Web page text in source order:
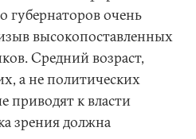
губернаторов очень
высокопоставленных
Средний возраст,
а не политических
приводят к власти
зрения должна